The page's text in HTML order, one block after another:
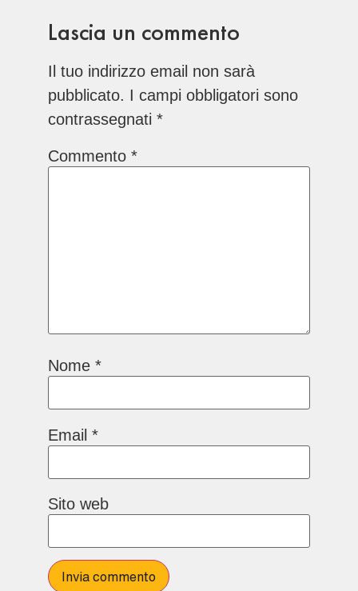
Lascia un commento
Il tuo indirizzo email non sarà
pubblicato. I campi obbligatori sono
contrassegnati *
Commento *
Nome *
Email *
Sito web